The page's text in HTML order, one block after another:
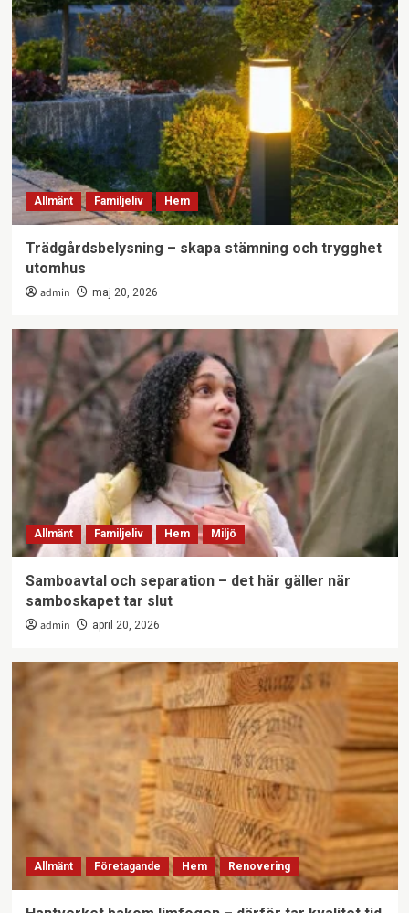
Allmänt Familjeliv Hem
Trädgårdsbelysning – skapa stämning och trygghet
utomhus
admin maj 20, 2026
Allmänt Familjeliv Hem Miljö
Samboavtal och separation – det här gäller när
samboskapet tar slut
admin april 20, 2026
Allmänt Företagande Hem Renovering